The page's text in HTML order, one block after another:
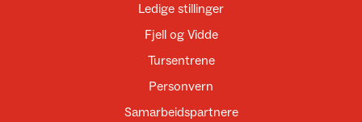
Ledige stillinger
Fjell og Vidde
Tursentrene
Personvern
Samarbeidspartnere